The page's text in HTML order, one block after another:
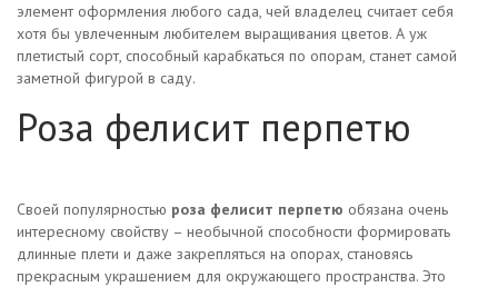
элемент оформления любого сада, чей владелец считает себя
хотя бы увлеченным любителем выращивания цветов. А уж
плетистый сорт, способный карабкаться по опорам, станет самой
заметной фигурой в саду.
Роза фелисит перпетю
Своей популярностью роза фелисит перпетю обязана очень
интересному свойству – необычной способности формировать
длинные плети и даже закрепляться на опорах, становясь
прекрасным украшением для окружающего пространства. Это